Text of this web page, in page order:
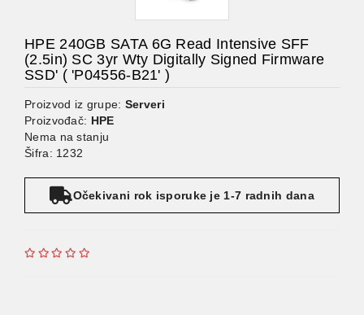
HPE 240GB SATA 6G Read Intensive SFF
(2.5in) SC 3yr Wty Digitally Signed Firmware
SSD' ( 'P04556-B21' )
Proizvod iz grupe: Serveri
Proizvođač: HPE
Nema na stanju
Šifra: 1232
Očekivani rok isporuke je 1-7 radnih dana